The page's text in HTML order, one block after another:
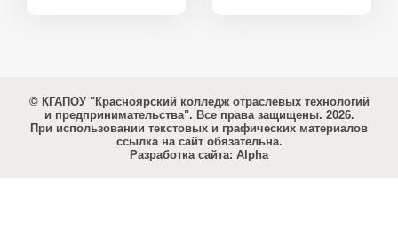
© КГАПОУ "Красноярский колледж отраслевых технологий
и предпринимательства". Все права защищены. 2026.
При использовании текстовых и графических материалов
ссылка на сайт обязательна.
Разработка сайта: Alpha